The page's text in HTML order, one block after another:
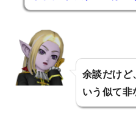
余談だけど、
いう似て